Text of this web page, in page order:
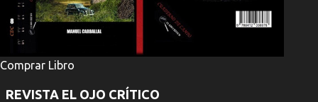
Comprar Libro
REVISTA EL OJO CRÍTICO